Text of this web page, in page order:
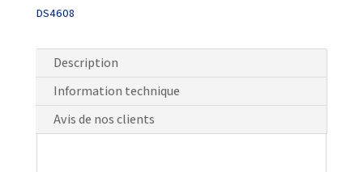
DS4608
Description
Information technique
Avis de nos clients